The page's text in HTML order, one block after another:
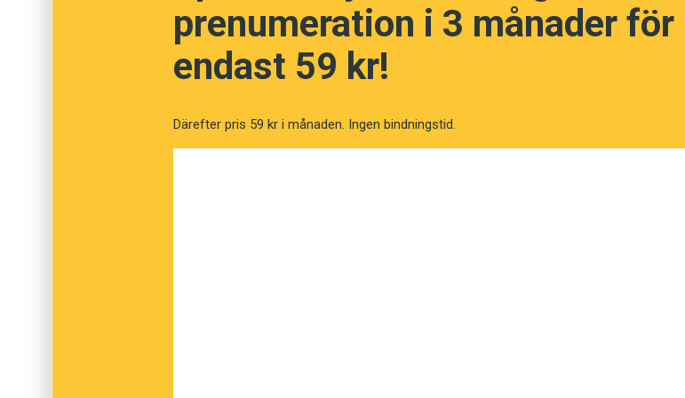
prenumeration i 3 månader för
endast 59 kr!
Därefter pris 59 kr i månaden. Ingen bindningstid.